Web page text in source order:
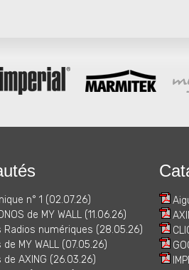
n° 1 (02.07.26)
de MY WALL (11.06.26)
Radios numériques (28.05.26)
MY WALL (07.05.26)
AXING (26.03.26)